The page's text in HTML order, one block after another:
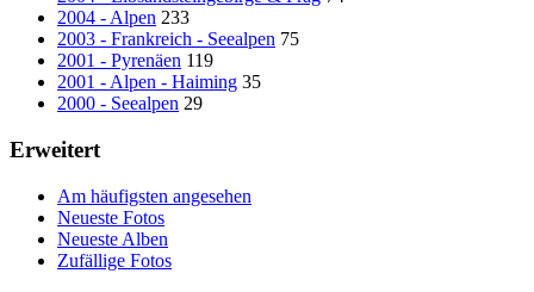
2004 - Alpen 233
2003 - Frankreich - Seealpen 75
2001 - Pyrenäen 119
2001 - Alpen - Haiming 35
2000 - Seealpen 29
Erweitert
Am häufigsten angesehen
Neueste Fotos
Neueste Alben
Zufällige Fotos